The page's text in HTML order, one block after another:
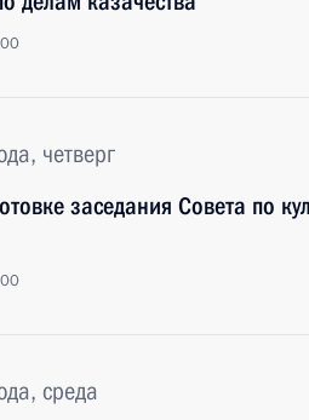
четверг
заседания Совета по
среда